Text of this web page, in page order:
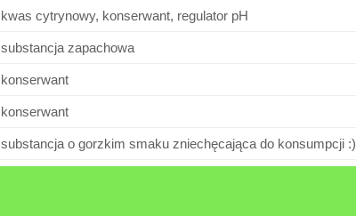
kwas cytrynowy, konserwant, regulator pH
substancja zapachowa
konserwant
konserwant
substancja o gorzkim smaku zniechęcająca do konsumpcji :)